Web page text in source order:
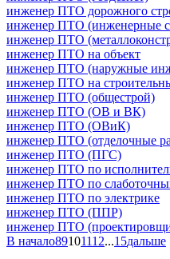
инженер ПТО дорожного
инженер ПТО (инженерные
инженер ПТО
инженер ПТО на объект
инженер ПТО (наружные
инженер ПТО на
инженер ПТО (общестрой)
инженер ПТО (ОВ и ВК)
инженер ПТО (ОВиК)
инженер ПТО (отделочные
инженер ПТО (ПГС)
инженер ПТО по
инженер ПТО по
инженер ПТО по электрике
инженер ПТО (ППР)
инженер ПТО
В начало89101112...15дальше